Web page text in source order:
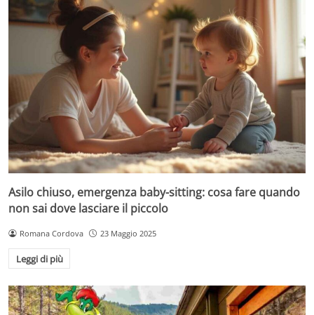
Asilo chiuso, emergenza baby-sitting: cosa fare quando
non sai dove lasciare il piccolo
Romana Cordova 23 Maggio 2025
Leggi di più